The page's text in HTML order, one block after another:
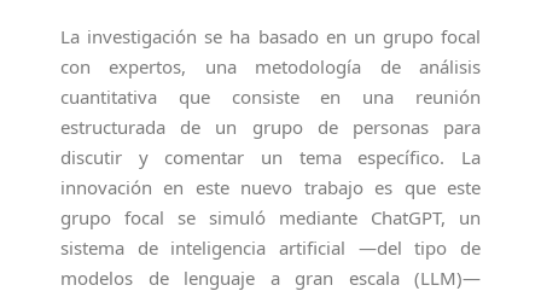
La investigación se ha basado en un grupo focal
con expertos, una metodología de análisis
cuantitativa que consiste en una reunión
estructurada de un grupo de personas para
discutir y comentar un tema específico. La
innovación en este nuevo trabajo es que este
grupo focal se simuló mediante ChatGPT, un
sistema de inteligencia artificial —del tipo de
modelos de lenguaje a gran escala (LLM)—